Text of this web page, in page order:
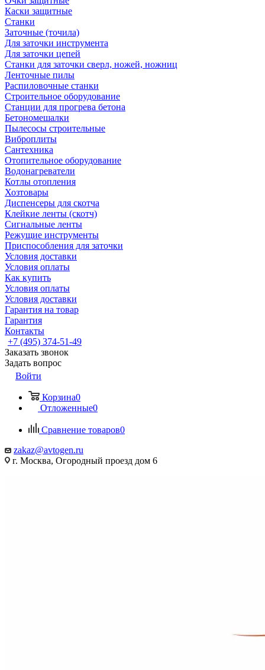
Каски защитные
Станки
Заточные (точила)
Для заточки инструмента
Для заточки цепей
Станки для заточки сверл, ножей, ножниц
Ленточные пилы
Распиловочные станки
Строительное оборудование
Станции для прогрева бетона
Бетономешалки
Пылесосы строительные
Виброплиты
Сантехника
Отопительное оборудование
Водонагреватели
Котлы отопления
Хозтовары
Диспенсеры для скотча
Клейкие ленты (скотч)
Сигнальные ленты
Режущие инструменты
Приспособления для заточки
Условия доставки
Условия оплаты
Как купить
Условия оплаты
Условия доставки
Гарантия на товар
Гарантия
Контакты
+7 (495) 374-51-49
Заказать звонок
Задать вопрос
Войти
Корзина0
Отложенные0
Сравнение товаров0
zakaz@avtogen.ru
г. Москва, Огородный проезд дом 6